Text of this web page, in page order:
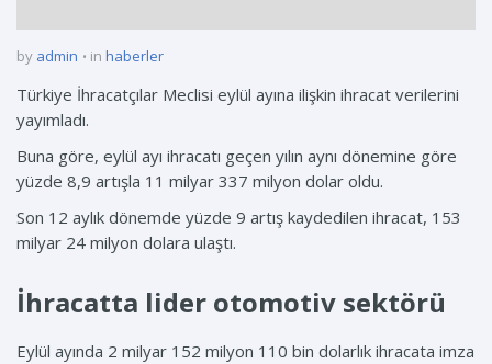
by admin in haberler
Türkiye İhracatçılar Meclisi eylül ayına ilişkin ihracat verilerini
yayımladı.
Buna göre, eylül ayı ihracatı geçen yılın aynı dönemine göre
yüzde 8,9 artışla 11 milyar 337 milyon dolar oldu.
Son 12 aylık dönemde yüzde 9 artış kaydedilen ihracat, 153
milyar 24 milyon dolara ulaştı.
İhracatta lider otomotiv sektörü
Eylül ayında 2 milyar 152 milyon 110 bin dolarlık ihracata imza